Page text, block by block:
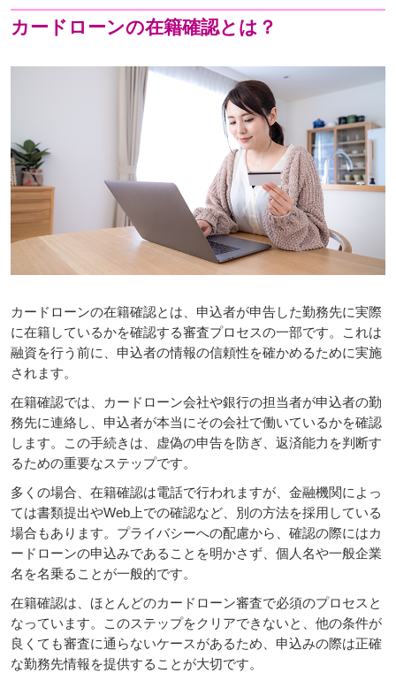
カードローンの在籍確認とは？
カードローンの在籍確認とは、申込者が申告した勤務先に実際
に在籍しているかを確認する審査プロセスの一部です。これは
融資を行う前に、申込者の情報の信頼性を確かめるために実施
されます。
在籍確認では、カードローン会社や銀行の担当者が申込者の勤
務先に連絡し、申込者が本当にその会社で働いているかを確認
します。この手続きは、虚偽の申告を防ぎ、返済能力を判断す
るための重要なステップです。
多くの場合、在籍確認は電話で行われますが、金融機関によっ
ては書類提出やWeb上での確認など、別の方法を採用している
場合もあります。プライバシーへの配慮から、確認の際にはカ
ードローンの申込みであることを明かさず、個人名や一般企業
名を名乗ることが一般的です。
在籍確認は、ほとんどのカードローン審査で必須のプロセスと
なっています。このステップをクリアできないと、他の条件が
良くても審査に通らないケースがあるため、申込みの際は正確
な勤務先情報を提供することが大切です。